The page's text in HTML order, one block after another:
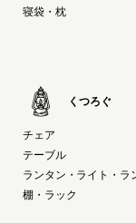
寝袋・枕
くつろぐ
チェア
テーブル
ランタン・ライト・ラ
棚・ラック